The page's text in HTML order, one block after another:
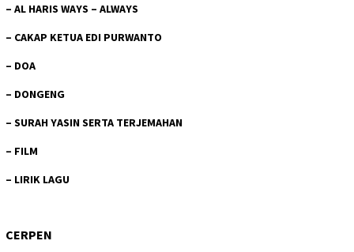
– AL HARIS WAYS – ALWAYS
– CAKAP KETUA EDI PURWANTO
– DOA
– DONGENG
– SURAH YASIN SERTA TERJEMAHAN
– FILM
– LIRIK LAGU
CERPEN